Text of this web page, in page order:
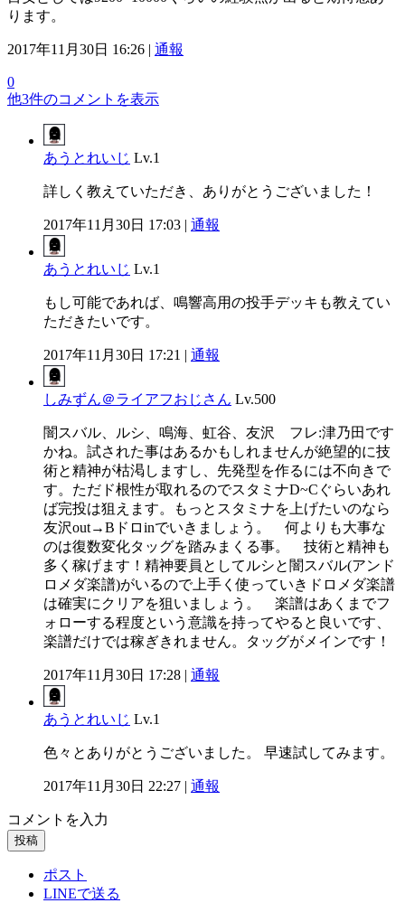
ります。
2017年11月30日 16:26 | 通報
0
他3件のコメントを表示
あうとれいじ Lv.1
詳しく教えていただき、ありがとうございました！
2017年11月30日 17:03 | 通報
あうとれいじ Lv.1
もし可能であれば、鳴響高用の投手デッキも教えてい
ただきたいです。
2017年11月30日 17:21 | 通報
しみずん＠ライアフおじさん Lv.500
闇スバル、ルシ、鳴海、虹谷、友沢 フレ:津乃田です
かね。試された事はあるかもしれませんが絶望的に技
術と精神が枯渇しますし、先発型を作るには不向きで
す。ただド根性が取れるのでスタミナD~Cぐらいあれ
ば完投は狙えます。もっとスタミナを上げたいのなら
友沢out→Bドロinでいきましょう。 何よりも大事な
のは復数変化タッグを踏みまくる事。 技術と精神も
多く稼げます！精神要員としてルシと闇スバル(アンド
ロメダ楽譜)がいるので上手く使っていきドロメダ楽譜
は確実にクリアを狙いましょう。 楽譜はあくまでフ
ォローする程度という意識を持ってやると良いです、
楽譜だけでは稼ぎきれません。タッグがメインです！
2017年11月30日 17:28 | 通報
あうとれいじ Lv.1
色々とありがとうございました。 早速試してみます。
2017年11月30日 22:27 | 通報
コメントを入力
投稿
ポスト
LINEで送る